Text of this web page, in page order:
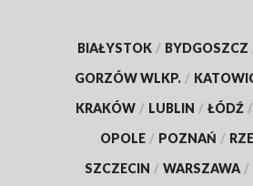
BIAŁYSTOK / BYDGOSZCZ
GORZÓW WLKP. /
KRAKÓW / LUBLIN / ŁÓDŹ /
OPOLE / POZNAŃ /
SZCZECIN / WARSZAWA /